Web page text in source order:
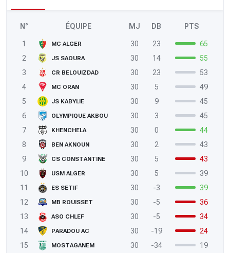
N° ÉQUIPE MJ DB PTS
1 MC ALGER 30 23
65
2
JS SAOURA 30 14
55
3
CR BELOUIZDAD 30 23
53
4
MC ORAN 30 5
49
5
JS KABYLIE 30 9
45
6
OLYMPIQUE AKBOU 30 3
45
7
KHENCHELA 30 0
44
8
BEN AKNOUN 30 2
43
9
CS CONSTANTINE 30 5
43
10
USM ALGER 30 5
39
11
ES SETIF 30 -3
39
12
MB ROUISSET 30 -5
36
13
ASO CHLEF 30 -5
34
14
PARADOU AC 30 -19
24
15
MOSTAGANEM 30 -34
19